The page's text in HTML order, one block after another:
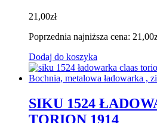
21,00zł
Poprzednia najniższa cena: 21,00
Dodaj do koszyka
SIKU 1524
TORION 1914